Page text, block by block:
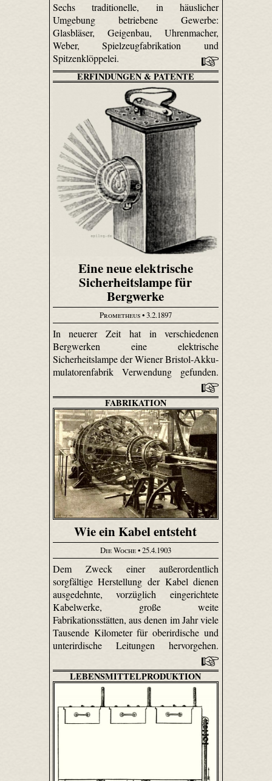
Sechs traditionelle, in häuslicher
Umgebung betriebene Gewerbe:
Glasbläser, Geigenbau, Uhren­macher,
Weber, Spiel­zeug­fabri­kation und
Spitzenklöppelei.
ERFINDUNGEN & PATENTE
Eine neue elektrische
Sicherheitslampe für
Bergwerke
Prometheus• 3.2.1897
In neuerer Zeit hat in verschiedenen
Bergwerken eine elektrische
Sicherheitslampe der Wiener Bristol-Akku­
mulatoren­fabrik Verwendung gefunden.
FABRIKATION
Wie ein Kabel entsteht
Die Woche• 25.4.1903
Dem Zweck einer außerordentlich
sorgfältige Herstellung der Kabel dienen
ausgedehnte, vorzüglich eingerichtete
Kabelwerke, große weite
Fabrikationsstätten, aus denen im Jahr viele
Tausende Kilometer für oberirdische und
unterirdische Leitungen hervorgehen.
LEBENSMITTELPRODUKTION